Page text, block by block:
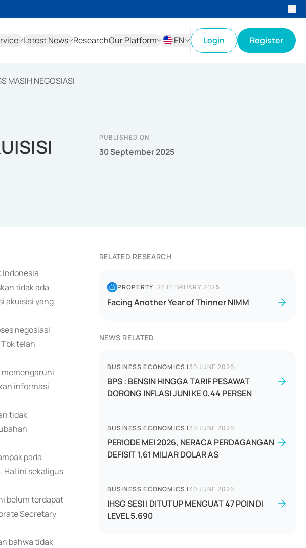
Latest News ResearchOur Platform
EN
Login Register
MASIH NEGOSIASI
PUBLISHED ON
30 September 2025
Indonesia
tidak ada
akuisisi yang
negosiasi
telah
memengaruhi
informasi
tidak
pada
Hal ini sekaligus
belum terdapat
Secretary
bahwa tidak
RELATED RESEARCH
PROPERTY| 28 FEBRUARY 2025
Facing Another Year of Thinner NIMM
NEWS RELATED
BUSINESS ECONOMICS |30 JUNE 2026
BPS : BENSIN HINGGA TARIF PESAWAT
DORONG INFLASI JUNI KE 0,44 PERSEN
BUSINESS ECONOMICS |30 JUNE 2026
PERIODE MEI 2026, NERACA PERDAGANGAN
DEFISIT 1,61 MILIAR DOLAR AS
BUSINESS ECONOMICS |30 JUNE 2026
IHSG SESI I DITUTUP MENGUAT 47 POIN DI
LEVEL 5.690